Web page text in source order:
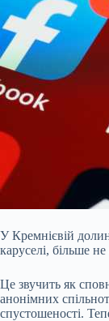
У Кремнієвій
каруселі, більше
Це звучить як
анонімних
спустошеності.